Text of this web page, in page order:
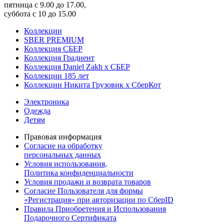
пятница с 9.00 до 17.00,
суббота с 10 до 15.00
Коллекции
SBER PREMIUM
Коллекция СБЕР
Коллекция Градиент
Коллекция Daniel Zakh x СБЕР
Коллекции 185 лет
Коллекции Никита Грузовик х СберКот
Электроника
Одежда
Детям
Правовая информация
Согласие на обработку
персональных данных
Условия использования,
Политика конфиденциальности
Условия продажи и возврата товаров
Согласие Пользователя для формы
«Регистрация» при авторизации по СберID
Правила Приобретения и Использования
Подарочного Сертификата